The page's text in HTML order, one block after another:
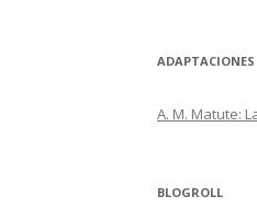
ADAPTACIONES
A. M. Matute:
BLOGROLL